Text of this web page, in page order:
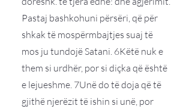
Pastaj bashkohuni përsëri, që për
shkak të mospërmbajtjes suaj të
mos ju tundojë Satani. 6Këtë nuk e
them si urdhër, por si diçka që është
e lejueshme. 7Unë do të doja që të
gjithë njerëzit të ishin si unë, por